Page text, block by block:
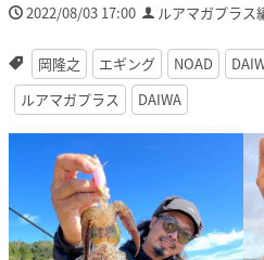
2022/08/03 17:00 ルアマガプラス
岡隆之 エギング NOAD
ルアマガプラス
DAIWA